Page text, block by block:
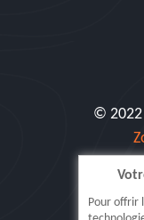
© 2022
Pour offrir